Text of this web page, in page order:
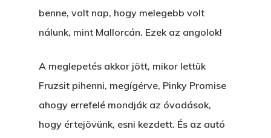
benne, volt nap, hogy melegebb volt
nálunk, mint Mallorcán. Ezek az angolok!
A meglepetés akkor jött, mikor lettük
Fruzsit pihenni, megígérve, Pinky Promise
ahogy errefelé mondják az óvodások,
hogy értejövünk, esni kezdett. És az autó